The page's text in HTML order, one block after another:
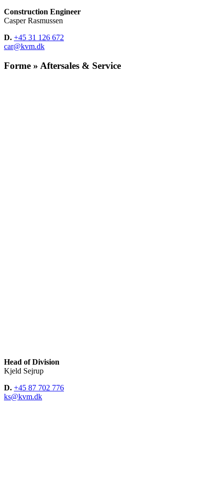
Construction Engineer
Casper Rasmussen
D. +45 31 126 672
car@kvm.dk
Forme » Aftersales & Service
Head of Division
Kjeld Sejrup
D. +45 87 702 776
ks@kvm.dk